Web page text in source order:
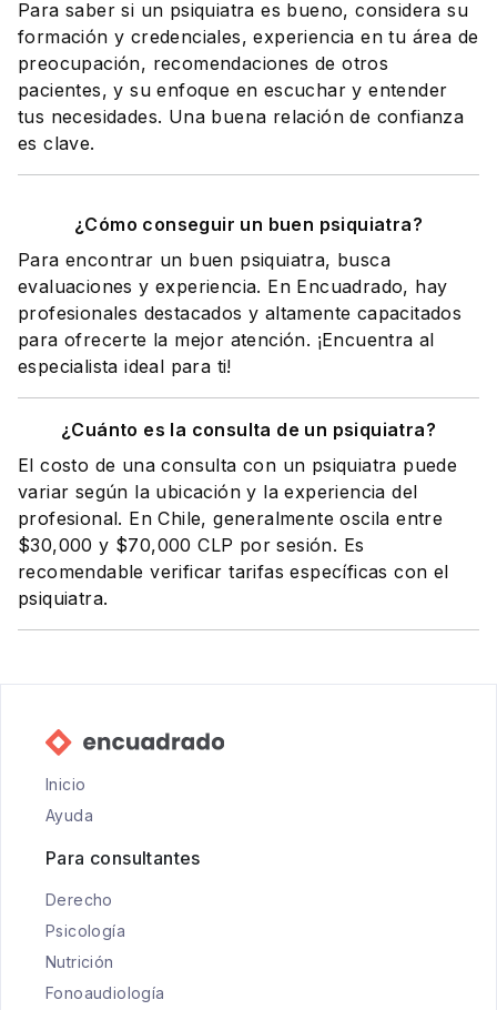
Para saber si un psiquiatra es bueno, considera su
formación y credenciales, experiencia en tu área de
preocupación, recomendaciones de otros
pacientes, y su enfoque en escuchar y entender
tus necesidades. Una buena relación de confianza
es clave.
¿Cómo conseguir un buen psiquiatra?
Para encontrar un buen psiquiatra, busca
evaluaciones y experiencia. En Encuadrado, hay
profesionales destacados y altamente capacitados
para ofrecerte la mejor atención. ¡Encuentra al
especialista ideal para ti!
¿Cuánto es la consulta de un psiquiatra?
El costo de una consulta con un psiquiatra puede
variar según la ubicación y la experiencia del
profesional. En Chile, generalmente oscila entre
$30,000 y $70,000 CLP por sesión. Es
recomendable verificar tarifas específicas con el
psiquiatra.
Inicio
Ayuda
Para consultantes
Derecho
Psicología
Nutrición
Fonoaudiología